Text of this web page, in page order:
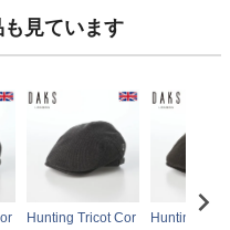
見ています
Hunting Tricot Cor
Hunting